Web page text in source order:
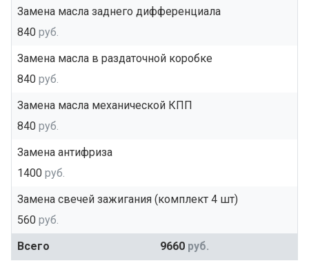
Замена масла заднего дифференциала
840 руб.
Замена масла в раздаточной коробке
840 руб.
Замена масла механической КПП
840 руб.
Замена антифриза
1400 руб.
Замена свечей зажигания (комплект 4 шт)
560 руб.
Всего
9660 руб.